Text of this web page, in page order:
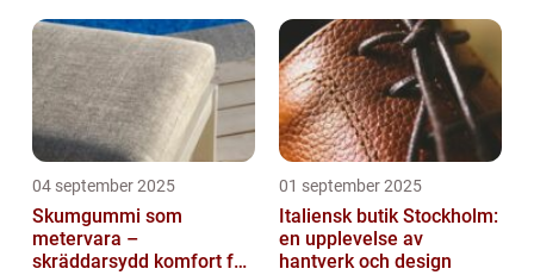
04 september 2025
Skumgummi som
metervara –
skräddarsydd komfort för
01 september 2025
Italiensk butik Stockholm:
en upplevelse av
hantverk och design